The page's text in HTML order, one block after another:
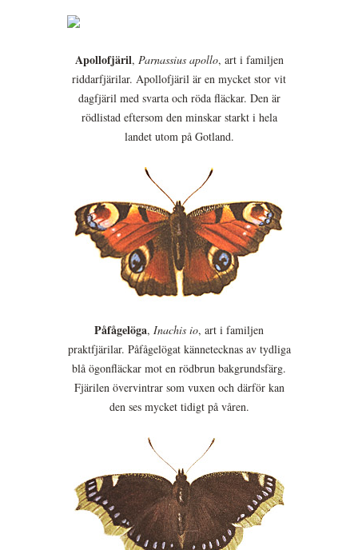
Apollofjäril, Parnassius apollo, art i familjen
riddarfjärilar. Apollofjäril är en mycket stor vit
dagfjäril med svarta och röda fläckar. Den är
rödlistad eftersom den minskar starkt i hela
landet utom på Gotland.
Påfågelöga, Inachis io, art i familjen
praktfjärilar. Påfågelögat kännetecknas av tydliga
blå ögonfläckar mot en rödbrun bakgrundsfärg.
Fjärilen övervintrar som vuxen och därför kan
den ses mycket tidigt på våren.